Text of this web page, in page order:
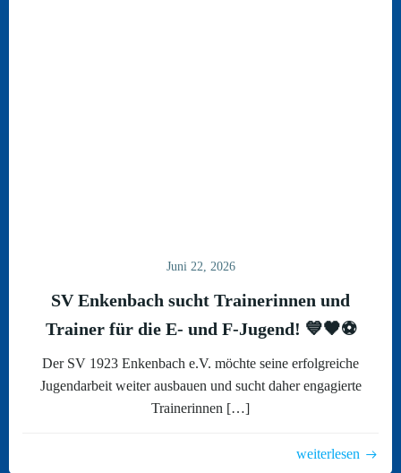
Juni 22, 2026
SV Enkenbach sucht Trainerinnen und
Trainer für die E- und F-Jugend! 💙🖤⚽
Der SV 1923 Enkenbach e.V. möchte seine erfolgreiche
Jugendarbeit weiter ausbauen und sucht daher engagierte
Trainerinnen […]
weiterlesen